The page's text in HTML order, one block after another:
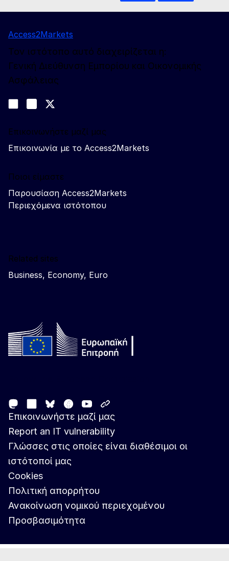
Access2Markets
Τον ιστότοπο αυτό διαχειρίζεται η:
Γενική Διεύθυνση Εμπορίου και Οικονομικής
Ασφάλειας
Join us on LinkedIn
Trade-Off podcast
Επικοινωνήστε μαζί μας
Επικοινωνία με το Access2Markets
Ποιοι είμαστε
Παρουσίαση Access2Markets
Περιεχόμενα ιστότοπου
Related sites
Business, Economy, Euro
MastodonLinkedIn
Bluesky
Facebook
Youtube
Επικοινωνήστε μαζί μας
Report an IT vulnerability
Γλώσσες στις οποίες είναι διαθέσιμοι οι
ιστότοποί μας
Cookies
Πολιτική απορρήτου
Ανακοίνωση νομικού περιεχομένου
Προσβασιμότητα